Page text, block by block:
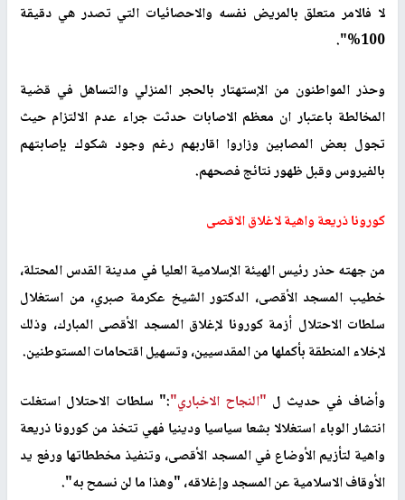
لا فالامر متعلق بالمريض نفسه والاحصائيات التي تصدر هي دقيقة
100%".
وحذر المواطنون من الإستهتار بالحجر المنزلي والتساهل في قضية
المخالطة باعتبار ان معظم الاصابات حدثت جراء عدم الالتزام حيث
تجول بعض المصابين وزاروا اقاربهم رغم وجود شكوك بإصابتهم
بالفيروس وقبل ظهور نتائج فصحهم.
كورونا ذريعة واهية لاغلاق الاقصى
من جهته حذر رئيس الهيئة الإسلامية العليا في مدينة القدس المحتلة،
خطيب المسجد الأقصى، الدكتور الشيخ عكرمة صبري، من استغلال
سلطات الاحتلال أزمة كورونا لإغلاق المسجد الأقصى المبارك، وذلك
لإخلاء المنطقة بأكملها من المقدسيين، وتسهيل اقتحامات المستوطنين.
وأضاف في حديث ل "النجاح الاخباري":" سلطات الاحتلال استغلت
انتشار الوباء استغلالا بشعا سياسيا ودينيا فهي تتخذ من كورونا ذريعة
واهية لتأزيم الأوضاع في المسجد الأقصى، وتنفيذ مخططاتها ورفع يد
الأوقاف الاسلامية عن المسجد وإغلاقه، "وهذا ما لن نسمح به".